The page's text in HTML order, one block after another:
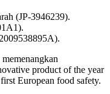
(JP-3946239).
product of the year
European food safety.